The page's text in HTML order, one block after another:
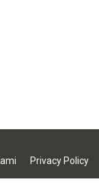
Privacy Policy